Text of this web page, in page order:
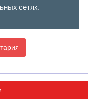
сетях.